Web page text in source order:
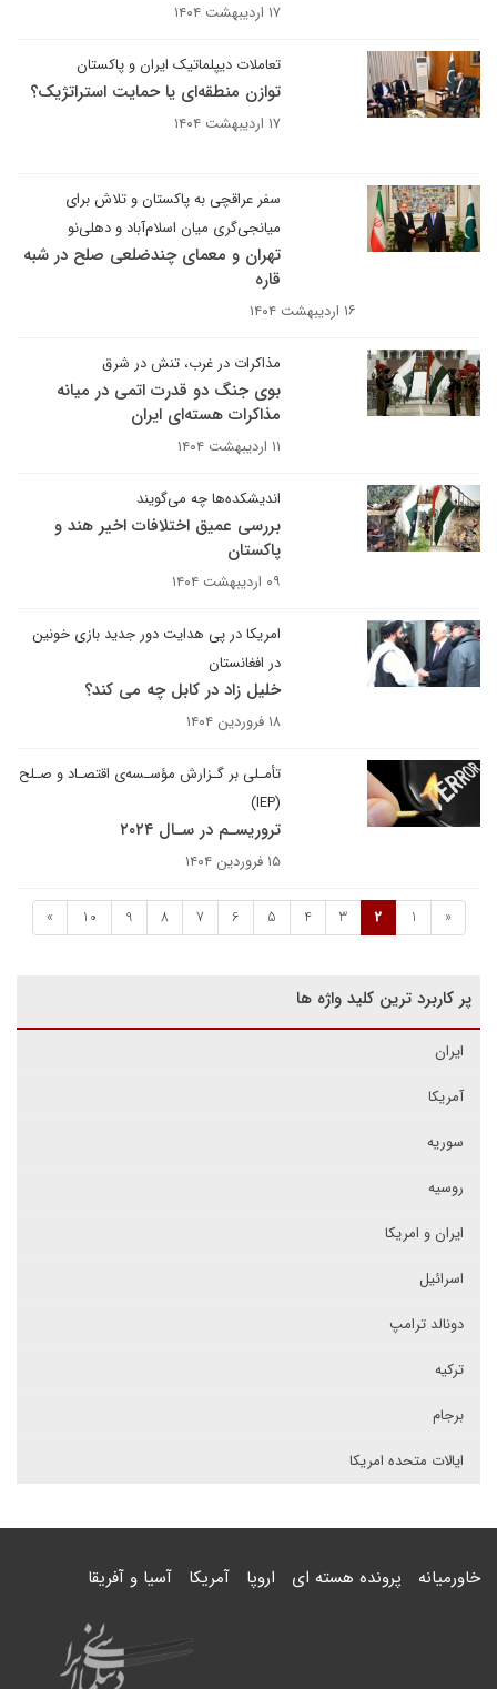
۱۷ اردیبهشت ۱۴۰۴
تعاملات دیپلماتیک ایران و پاکستان
توازن منطقه‌ای یا حمایت استراتژیک؟
۱۷ اردیبهشت ۱۴۰۴
سفر عراقچی به پاکستان و تلاش برای
میانجی‌گری میان اسلام‌آباد و دهلی‌نو
تهران و معمای چندضلعی صلح در شبه
قاره
۱۶ اردیبهشت ۱۴۰۴
مذاکرات در غرب، تنش در شرق
بوی جنگ دو قدرت اتمی در میانه
مذاکرات هسته‌ای ایران
۱۱ اردیبهشت ۱۴۰۴
اندیشکده‌ها چه می‌گویند
بررسی عمیق اختلافات اخیر هند و
پاکستان
۰۹ اردیبهشت ۱۴۰۴
امریکا در پی هدایت دور جدید بازی خونین
در افغانستان
خلیل زاد در کابل چه می کند؟
۱۸ فروردین ۱۴۰۴
تأمـلی بر گـزارش مؤسـسه‌ی اقتصـاد و صـلح
(IEP)
تروریسـم در سـال ۲۰۲۴
۱۵ فروردین ۱۴۰۴
«
1
2
3
4
5
6
7
8
9
10
»
پر کاربرد ترین کلید واژه ها
ایران
آمریکا
سوریه
روسیه
ایران و امریکا
اسرائیل
دونالد ترامپ
ترکیه
برجام
ایالات متحده امریکا
خاورمیانه پرونده هسته ای اروپا آمریکا آسیا و آفریقا